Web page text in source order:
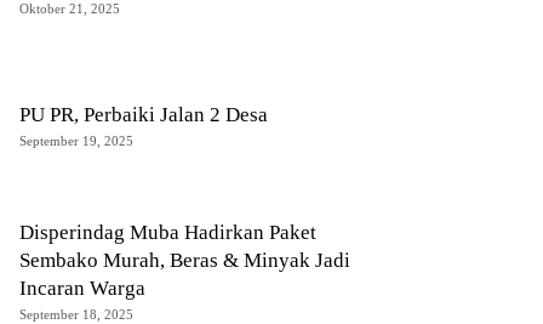
Oktober 21, 2025
PU PR, Perbaiki Jalan 2 Desa
September 19, 2025
Disperindag Muba Hadirkan Paket
Sembako Murah, Beras & Minyak Jadi
Incaran Warga
September 18, 2025